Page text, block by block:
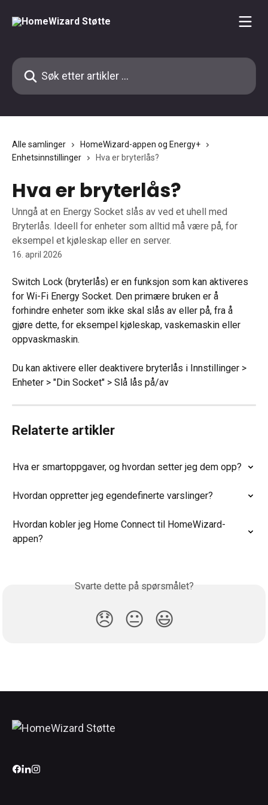
Søk etter artikler ...
Alle samlinger
HomeWizard-appen og Energy+
Enhetsinnstillinger
Hva er bryterlås?
Hva er bryterlås?
Unngå at en Energy Socket slås av ved et uhell med
Bryterlås. Ideell for enheter som alltid må være på, for
eksempel et kjøleskap eller en server.
16. april 2026
Switch Lock (bryterlås) er en funksjon som kan aktiveres
for Wi-Fi Energy Socket. Den primære bruken er å
forhindre enheter som ikke skal slås av eller på, fra å
gjøre dette, for eksempel kjøleskap, vaskemaskin eller
oppvaskmaskin.
Du kan aktivere eller deaktivere bryterlås i Innstillinger >
Enheter > "Din Socket" > Slå lås på/av
Relaterte artikler
Hva er smartoppgaver, og hvordan setter jeg dem opp?
Hvordan oppretter jeg egendefinerte varslinger?
Hvordan kobler jeg Home Connect til HomeWizard-
appen?
Svarte dette på spørsmålet?
😞 😐 😃